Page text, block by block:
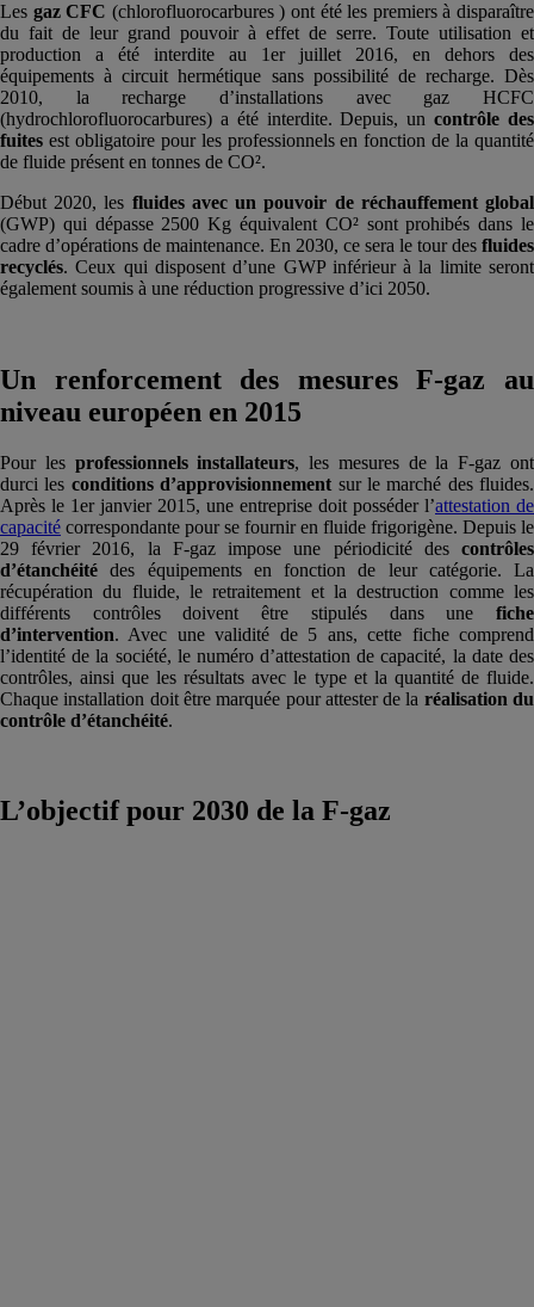
Les gaz CFC (chlorofluorocarbures ) ont été les premiers à disparaître
du fait de leur grand pouvoir à effet de serre. Toute utilisation et
production a été interdite au 1er juillet 2016, en dehors des
équipements à circuit hermétique sans possibilité de recharge. Dès
2010, la recharge d’installations avec gaz HCFC
(hydrochlorofluorocarbures) a été interdite. Depuis, uncontrôle des
fuites est obligatoire pour les professionnels en fonction de la quantité
de fluide présent en tonnes de CO².
Début 2020, les fluides avec un pouvoir de réchauffement global
(GWP) qui dépasse 2500 Kg équivalent CO² sont prohibés dans le
cadre d’opérations de maintenance. En 2030, ce sera le tour des fluides
recyclés. Ceux qui disposent d’une GWP inférieur à la limite seront
également soumis à une réduction progressive d’ici 2050.
Un renforcement des mesures F-gaz au
niveau européen en 2015
Pour lesprofessionnels installateurs, les mesures de la F-gaz ont
durci les conditions d’approvisionnement sur le marché des fluides.
Après le 1er janvier 2015, une entreprise doit posséder l’attestation de
capacité correspondante pour se fournir en fluide frigorigène. Depuis le
29 février 2016, la F-gaz impose une périodicité descontrôles
d’étanchéité des équipements en fonction de leur catégorie. La
récupération du fluide, le retraitement et la destruction comme les
différents contrôles doivent être stipulés dans une fiche
d’intervention. Avec une validité de 5 ans, cette fiche comprend
l’identité de la société, le numéro d’attestation de capacité, la date des
contrôles, ainsi que les résultats avec le type et la quantité de fluide.
Chaque installation doit être marquée pour attester de la réalisation du
contrôle d’étanchéité.
L’objectif pour 2030 de la F-gaz